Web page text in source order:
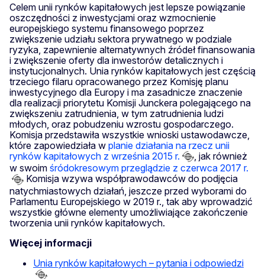
Celem unii rynków kapitałowych jest lepsze powiązanie
oszczędności z inwestycjami oraz wzmocnienie
europejskiego systemu finansowego poprzez
zwiększenie udziału sektora prywatnego w podziale
ryzyka, zapewnienie alternatywnych źródeł finansowania
i zwiększenie oferty dla inwestorów detalicznych i
instytucjonalnych. Unia rynków kapitałowych jest częścią
trzeciego filaru opracowanego przez Komisję planu
inwestycyjnego dla Europy i ma zasadnicze znaczenie
dla realizacji priorytetu Komisji Junckera polegającego na
zwiększeniu zatrudnienia, w tym zatrudnienia ludzi
młodych, oraz pobudzeniu wzrostu gospodarczego.
Komisja przedstawiła wszystkie wnioski ustawodawcze,
które zapowiedziała w planie działania na rzecz unii
rynków kapitałowych z września 2015 r.
, jak również
w swoim śródokresowym przeglądzie z czerwca 2017 r.
Komisja wzywa współprawodawców do podjęcia
natychmiastowych działań, jeszcze przed wyborami do
Parlamentu Europejskiego w 2019 r., tak aby wprowadzić
wszystkie główne elementy umożliwiające zakończenie
tworzenia unii rynków kapitałowych.
Więcej informacji
Unia rynków kapitałowych – pytania i odpowiedzi